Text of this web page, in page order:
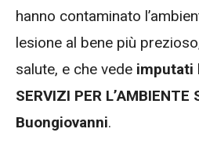
hanno contaminato
lesione al bene più
salute, e che vede imputati
SERVIZI PER L’AMBIENTE
Buongiovanni.